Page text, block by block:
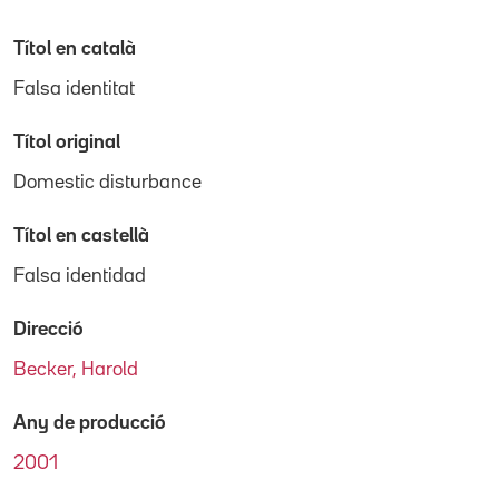
Títol en català
Falsa identitat
Títol original
Domestic disturbance
Títol en castellà
Falsa identidad
Direcció
Becker, Harold
Any de producció
2001